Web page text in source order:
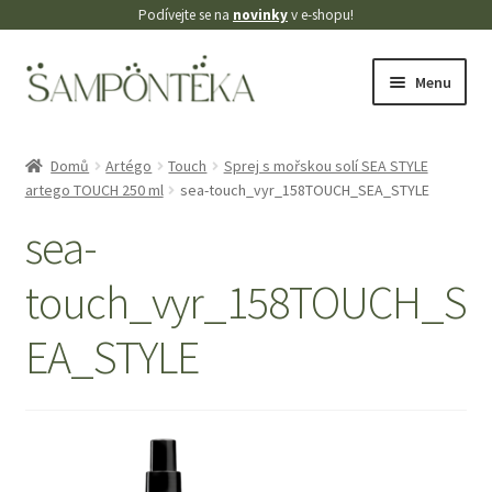
Podívejte se na novinkyv e-shopu!
Přeskočit
na
Přejít
k
Menu
Blog
Cookies
Doprava
Kontakt
Domů Artégo Touch
Sprej s mořskou solí SEA STYLE
artego TOUCH 250 ml
sea-touch_vyr_158TOUCH_SEA_STYLE
sea-
touch_vyr_158TOUCH_S
EA_STYLE